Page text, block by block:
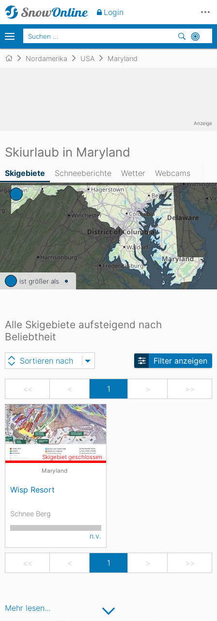
Nordamerika USA Maryland
Skiurlaub in Maryland
Skigebiete Schneeberichte Wetter Webcams
ist größer als
Alle Skigebiete aufsteigend nach
Beliebtheit
<< < 1 > >>
Sortieren nach Filter anzeigen
Maryland
Wisp Resort
Skigebiet geschlossen
Schnee Berg
n.v.
<< < 1 > >>
Anzeige
Mehr lesen...
Login